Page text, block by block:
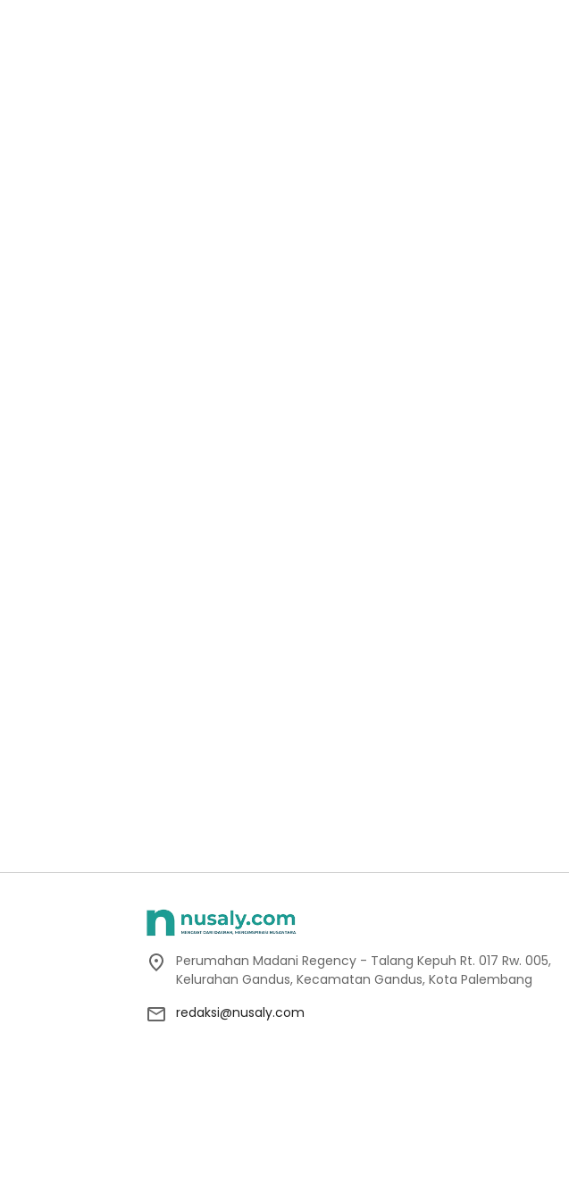
Perumahan Madani Regency - Talang Kepuh Rt. 017 Rw. 005,
Kelurahan Gandus, Kecamatan Gandus, Kota Palembang
redaksi@nusaly.com